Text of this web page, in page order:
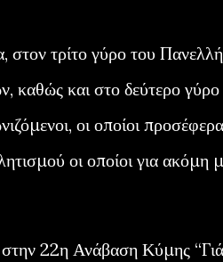
στον τρίτο γύρο του
καθώς και στο δεύτερο
οι οποίοι
οι οποίοι για
22η Ανάβαση Κύμης